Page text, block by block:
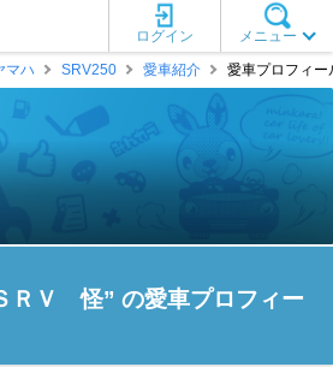
メニュー
ログイン
マハ SRV250 愛車紹介 愛車プロフィー
ＲＶ 怪” の愛車プロフィー